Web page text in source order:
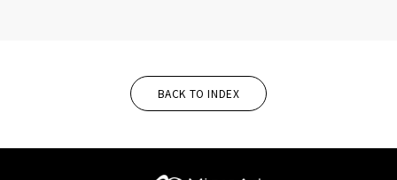
BACK TO INDEX